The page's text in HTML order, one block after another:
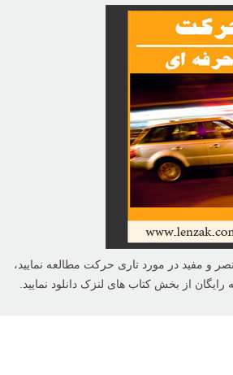
و مفید در مورد تاری حرکت مطالعه نمایید،
رایگان از بخش کتاب های لنزک دانلود نمایید.